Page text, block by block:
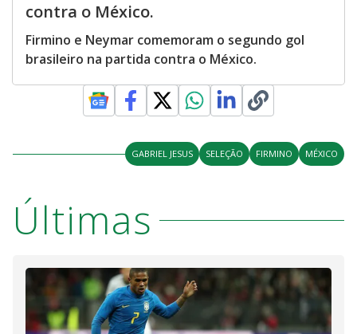
contra o México.
Firmino e Neymar comemoram o segundo gol
brasileiro na partida contra o México.
GABRIEL JESUS SELEÇÃO FIRMINO MÉXICO
Últimas